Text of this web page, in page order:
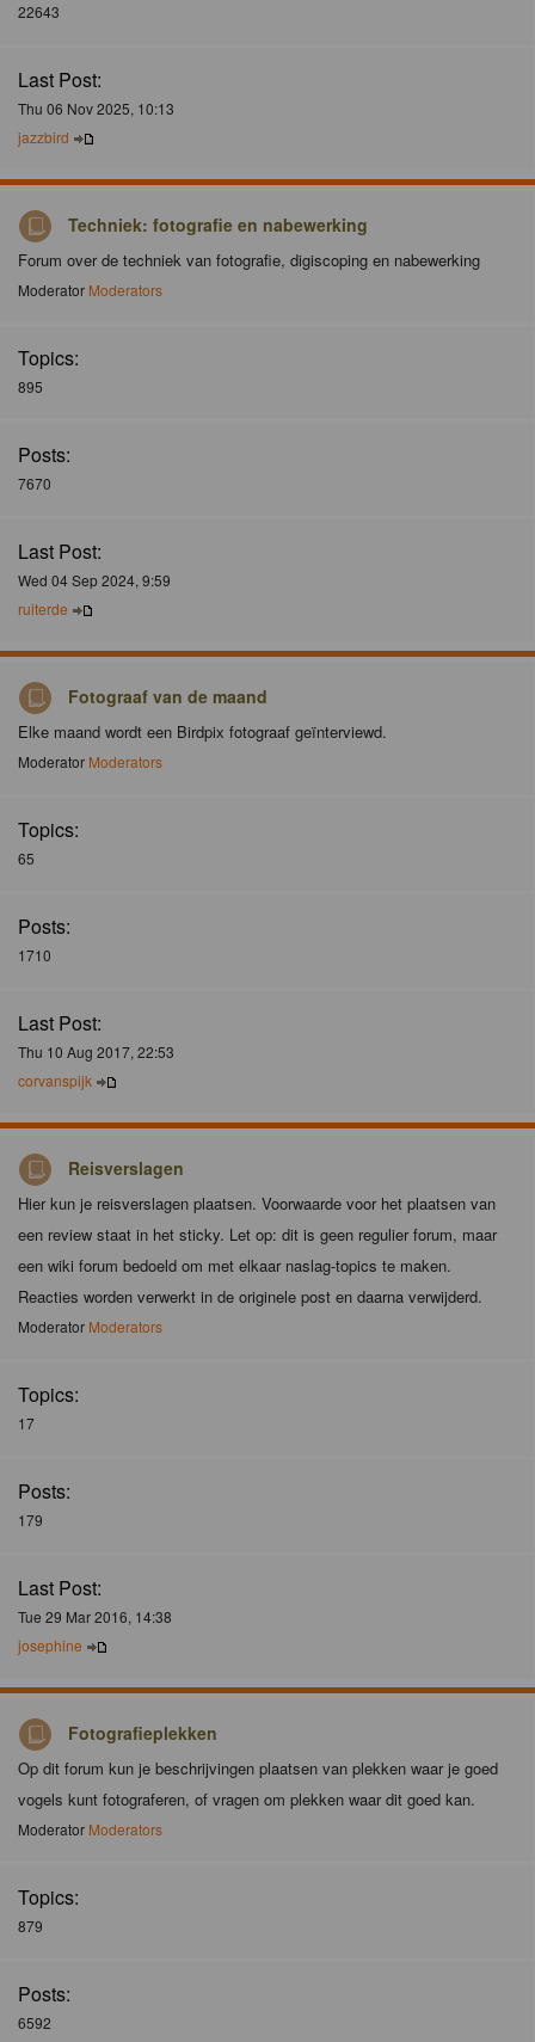
22643
Last Post:
Thu 06 Nov 2025, 10:13
jazzbird
Techniek: fotografie en nabewerking
Forum over de techniek van fotografie, digiscoping en nabewerking
Moderator Moderators
Topics:
895
Posts:
7670
Last Post:
Wed 04 Sep 2024, 9:59
ruiterde
Fotograaf van de maand
Elke maand wordt een Birdpix fotograaf geïnterviewd.
Moderator Moderators
Topics:
65
Posts:
1710
Last Post:
Thu 10 Aug 2017, 22:53
corvanspijk
Reisverslagen
Hier kun je reisverslagen plaatsen. Voorwaarde voor het plaatsen van
een review staat in het sticky. Let op: dit is geen regulier forum, maar
een wiki forum bedoeld om met elkaar naslag-topics te maken.
Reacties worden verwerkt in de originele post en daarna verwijderd.
Moderator Moderators
Topics:
17
Posts:
179
Last Post:
Tue 29 Mar 2016, 14:38
josephine
Fotografieplekken
Op dit forum kun je beschrijvingen plaatsen van plekken waar je goed
vogels kunt fotograferen, of vragen om plekken waar dit goed kan.
Moderator Moderators
Topics:
879
Posts:
6592